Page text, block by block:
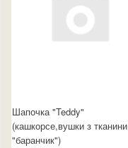
Шапочка "Teddy"
(кашкорсе,вушки з тканини
"баранчик")